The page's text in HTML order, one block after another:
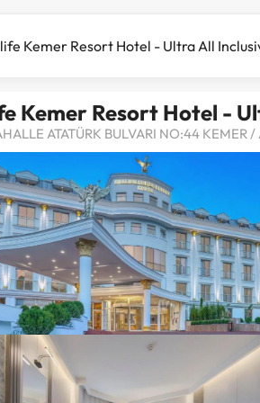
Kemer Resort Hotel -
ATATÜRK BULVARI NO:44 KEMER